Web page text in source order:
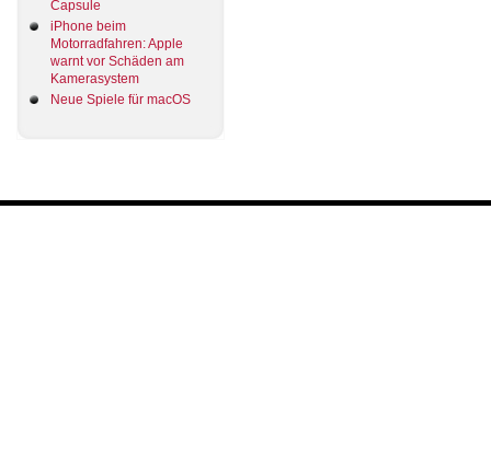
Capsule
iPhone beim
Motorradfahren: Apple
warnt vor Schäden am
Kamerasystem
Neue Spiele für macOS